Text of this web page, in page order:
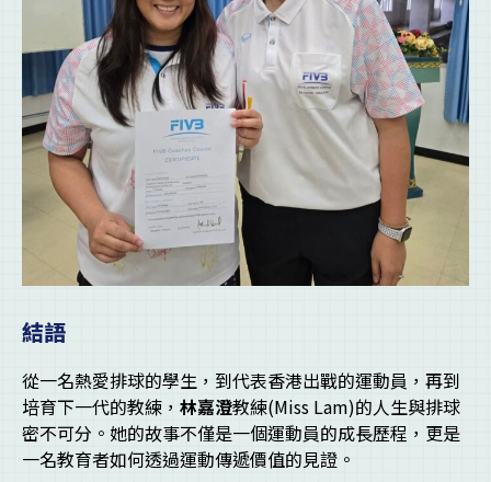
結語
從一名熱愛排球的學生，到代表香港出戰的運動員，再到
培育下一代的教練， 林嘉澄教練(Miss Lam)的人生與排球
密不可分。她的故事不僅是一個運動員的成長歷程，更是
一名教育者如何透過運動傳遞價值的見證。